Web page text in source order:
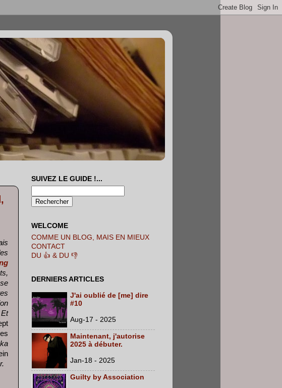
SUIVEZ LE GUIDE !...
WELCOME
COMME UN BLOG, MAIS EN MIEUX
CONTACT
DU 👍 & DU 👎
DERNIERS ARTICLES
J'ai oublié de [me] dire
#10
Aug-17 - 2025
Maintenant, j'autorise
2025 à débuter.
Jan-18 - 2025
Guilty by Association